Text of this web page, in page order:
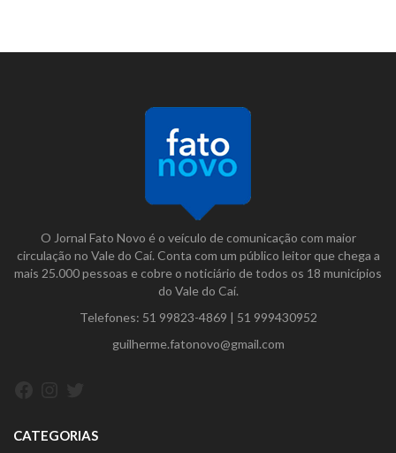
O Jornal Fato Novo é o veículo de comunicação com maior
circulação no Vale do Caí. Conta com um público leitor que chega a
mais 25.000 pessoas e cobre o noticiário de todos os 18 municípios
do Vale do Caí.
Telefones: 51 99823-4869 | 51 999430952
guilherme.fatonovo@gmail.com
CATEGORIAS